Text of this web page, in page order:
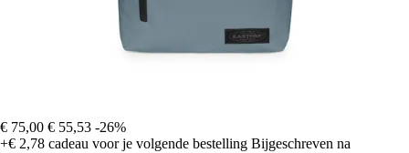
€ 75,00 € 55,53 -26%
+€ 2,78 cadeau voor je volgende bestelling Bijgeschreven na